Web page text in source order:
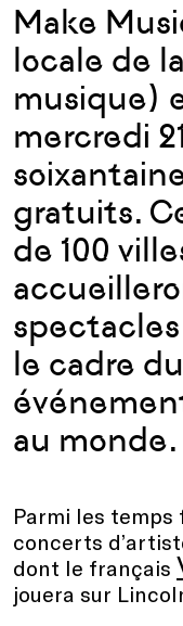
Make
locale de
musique)
mercredi
gratuits.
de 100
le cadre
au monde.
Parmi les
concerts
dont le français
jouera sur